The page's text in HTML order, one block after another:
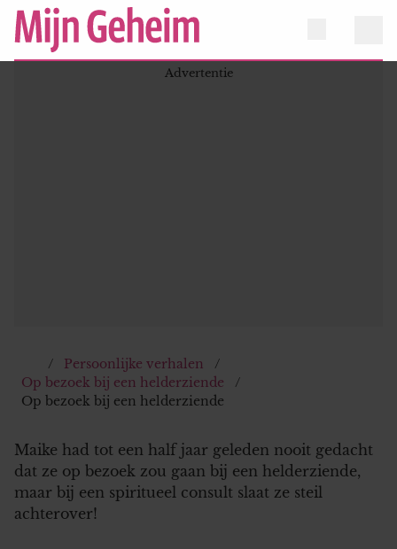
Persoonlijke verhalen
Op bezoek bij een helderziende
Op bezoek bij een helderziende
Maike had tot een half jaar geleden nooit gedacht
dat ze op bezoek zou gaan bij een helderziende,
maar bij een spiritueel consult slaat ze steil
achterover!